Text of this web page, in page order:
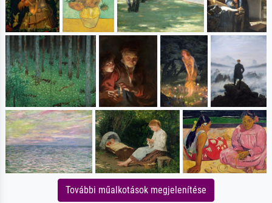
További műalkotások megjelenítése